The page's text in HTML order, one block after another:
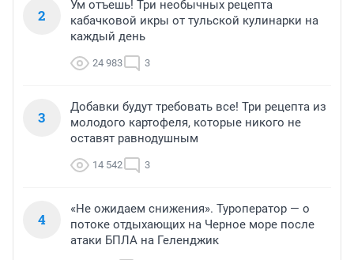
2
Ум отъешь! Три необычных рецепта
кабачковой икры от тульской кулинарки на
каждый день
24 983 3
3
Добавки будут требовать все! Три рецепта из
молодого картофеля, которые никого не
оставят равнодушным
14 542 3
4
«Не ожидаем снижения». Туроператор — о
потоке отдыхающих на Черное море после
атаки БПЛА на Геленджик